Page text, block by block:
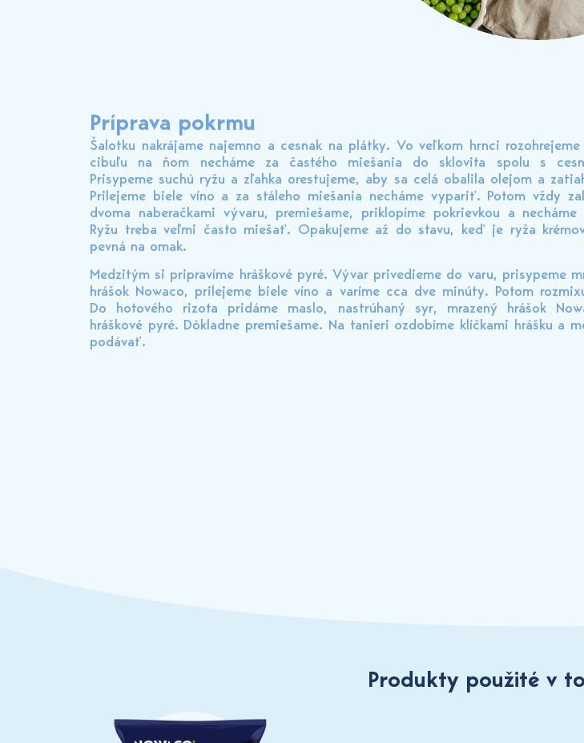
Príprava pokrmu
Šalotku nakrájame najemno a cesnak na plátky. Vo veľkom hrnci
cibuľu na ňom necháme za častého miešania do sklovita spolu s
Prisypeme suchú ryžu a zľahka orestujeme, aby sa celá obalila olejom a
Prilejeme biele víno a za stáleho miešania necháme vypariť. Potom vždy
dvoma naberačkami vývaru, premiešame, priklopíme pokrievkou a
Ryžu treba veľmi často miešať. Opakujeme až do stavu, keď je ryža
pevná na omak.
Medzitým si pripravíme hráškové pyré. Vývar privedieme do varu, prisypeme
hrášok Nowaco, prilejeme biele víno a varíme cca dve minúty. Potom
Do hotového rizota pridáme maslo, nastrúhaný syr, mrazený hrášok
hráškové pyré. Dôkladne premiešame. Na tanieri ozdobíme klíčkami hrášku a
podávať.
Produkty použité v